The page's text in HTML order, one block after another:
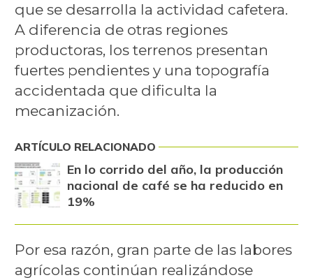
que se desarrolla la actividad cafetera.
A diferencia de otras regiones
productoras, los terrenos presentan
fuertes pendientes y una topografía
accidentada que dificulta la
mecanización.
ARTÍCULO RELACIONADO
En lo corrido del año, la producción
nacional de café se ha reducido en
19%
Por esa razón, gran parte de las labores
agrícolas continúan realizándose